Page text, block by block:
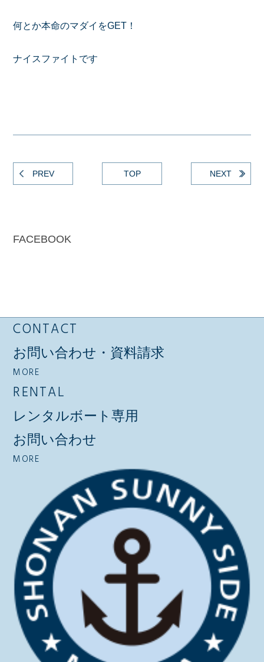
何とか本命のマダイをGET！
ナイスファイトです
PREV TOP NEXT
FACEBOOK
CONTACT
お問い合わせ・資料請求
MORE
RENTAL
レンタルボート専用
お問い合わせ
MORE